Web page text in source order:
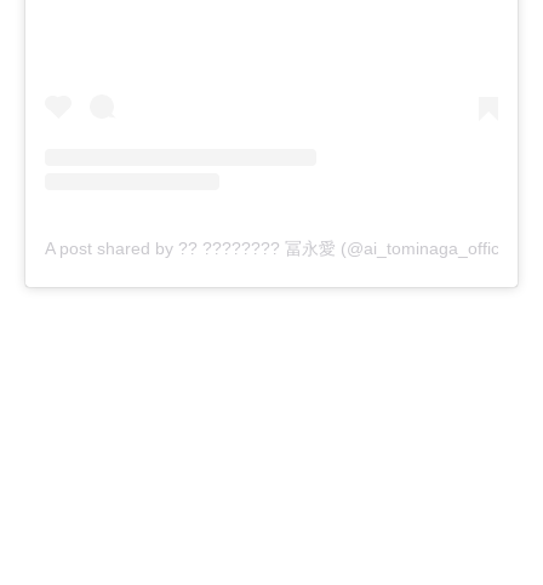
A post shared by ?? ???????? 冨永愛 (@ai_tominaga_official)